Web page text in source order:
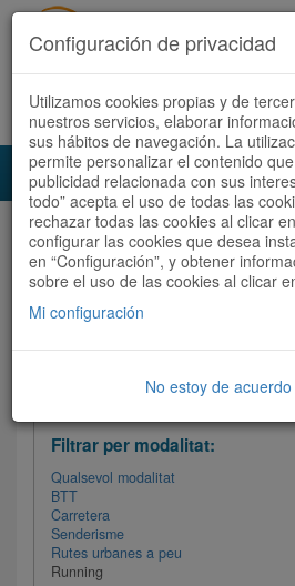
Accedeix Registra't ara
Audioruta Totes les rutes
Totes les rutes Ordenar per:
Filtrar les rutes
Filtrar per modalitat:
Qualsevol modalitat
BTT
Carretera
Senderisme
Rutes urbanes a peu
Running
Configuración de privacidad
Utilizamos cookies propias y de
nuestros servicios, elaborar
sus hábitos de navegación. La
permite personalizar el contenido
publicidad relacionada con sus
todo” acepta el uso de todas las
rechazar todas las cookies al clicar
configurar las cookies que desea
en “Configuración”, y obtener
sobre el uso de las cookies al clicar
Mi configuración
No estoy de acuerdo